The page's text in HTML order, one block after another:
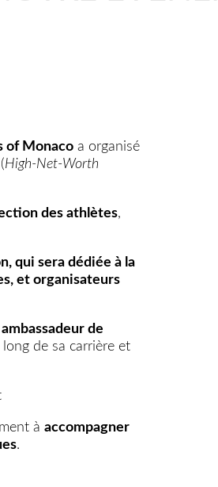
of Monaco a organisé
(High-Net-Worth
des athlètes,
qui sera dédiée à la
et organisateurs
ambassadeur de
de sa carrière et
à accompagner
.